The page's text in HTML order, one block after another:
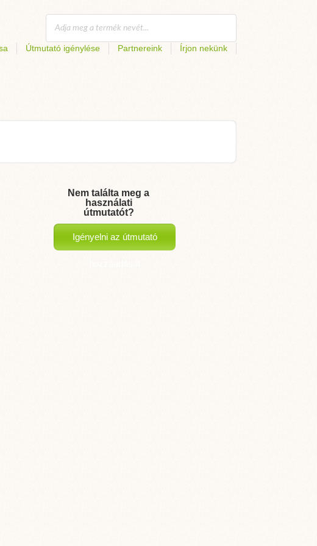
Útmutató igénylése Partnereink Írjon nekünk
Nem találta meg a
használati
útmutatót?
Igényelni az útmutató